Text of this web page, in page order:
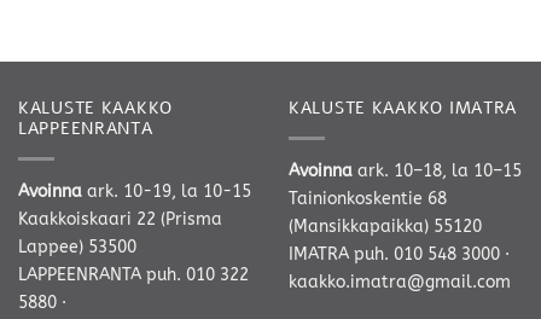
KALUSTE KAAKKO
LAPPEENRANTA
Avoinna ark. 10-19, la 10-15
Kaakkoiskaari 22 (Prisma
Lappee) 53500
LAPPEENRANTA puh. 010 322
5880 ·
KALUSTE KAAKKO IMATRA
Avoinna ark. 10–18, la 10–15
Tainionkoskentie 68
(Mansikkapaikka) 55120
IMATRA puh. 010 548 3000 ·
kaakko.imatra@gmail.com